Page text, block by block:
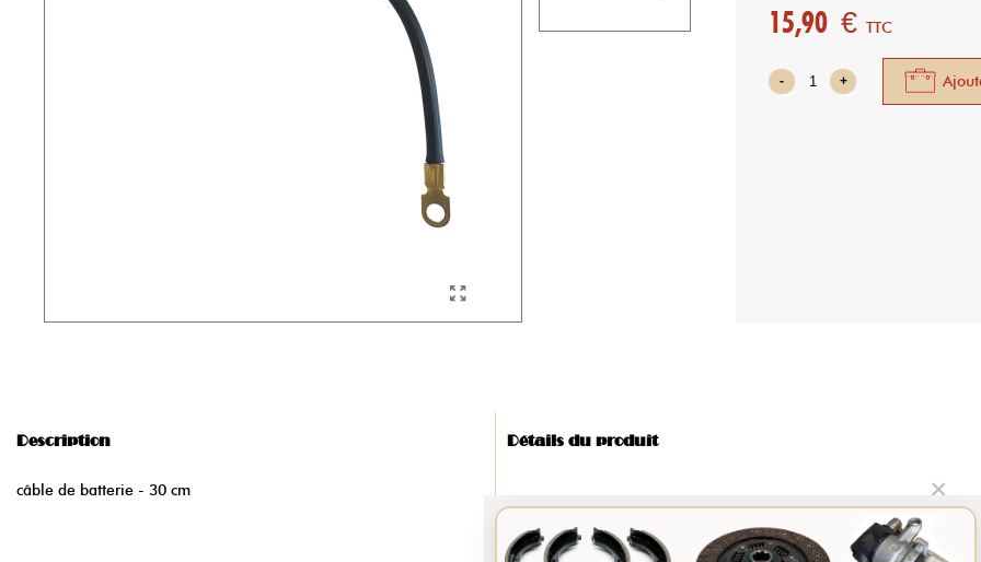
15,90 € TTC
- +
Description
câble de batterie - 30 cm
Détails du produit
NOUVEAUTÉ
×